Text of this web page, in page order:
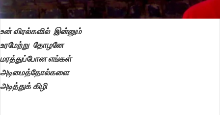
உன் விரல்களில் இன்னும்
உரமேற்று தோழனே
மரத்துப்போன எங்கள்
அடிமைத்தோல்களை
அடித்துக் கிழி